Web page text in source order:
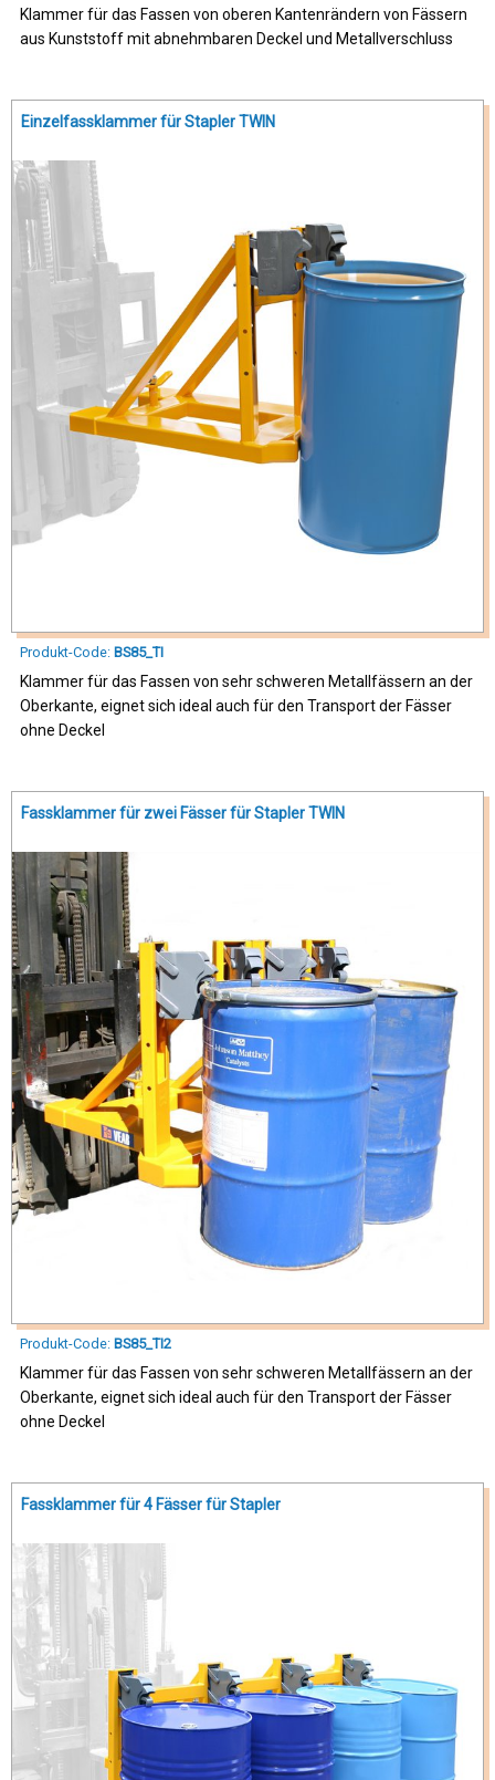
Klammer für das Fassen von oberen Kantenrändern von Fässern
aus Kunststoff mit abnehmbaren Deckel und Metallverschluss
Einzelfassklammer für Stapler TWIN
Produkt-Code: BS85_TI
Klammer für das Fassen von sehr schweren Metallfässern an der
Oberkante, eignet sich ideal auch für den Transport der Fässer
ohne Deckel
Fassklammer für zwei Fässer für Stapler TWIN
Produkt-Code: BS85_TI2
Klammer für das Fassen von sehr schweren Metallfässern an der
Oberkante, eignet sich ideal auch für den Transport der Fässer
ohne Deckel
Fassklammer für 4 Fässer für Stapler